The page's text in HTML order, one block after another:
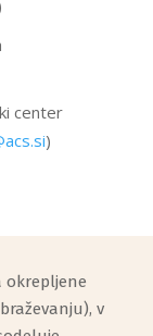
center
)
okrepljene
v